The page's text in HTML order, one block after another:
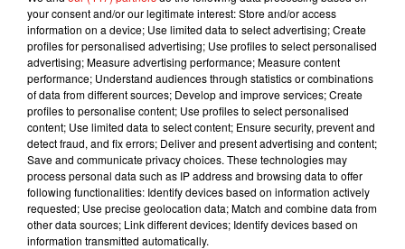
les Pays Bas.
Musique
7 août 2026
RÜFÜS DU SOL annonce un nouvel
album après sa tournée mondiale
your consent and/or our legitimate interest: Store and/or access
information on a device; Use limited data to select advertising; Create
profiles for personalised advertising; Use profiles to select personalised
advertising; Measure advertising performance; Measure content
performance; Understand audiences through statistics or combinations
of data from different sources; Develop and improve services; Create
profiles to personalise content; Use profiles to select personalised
content; Use limited data to select content; Ensure security, prevent and
detect fraud, and fix errors; Deliver and present advertising and content;
Save and communicate privacy choices. These technologies may
process personal data such as IP address and browsing data to offer
following functionalities: Identify devices based on information actively
requested; Use precise geolocation data; Match and combine data from
other data sources; Link different devices; Identify devices based on
information transmitted automatically.